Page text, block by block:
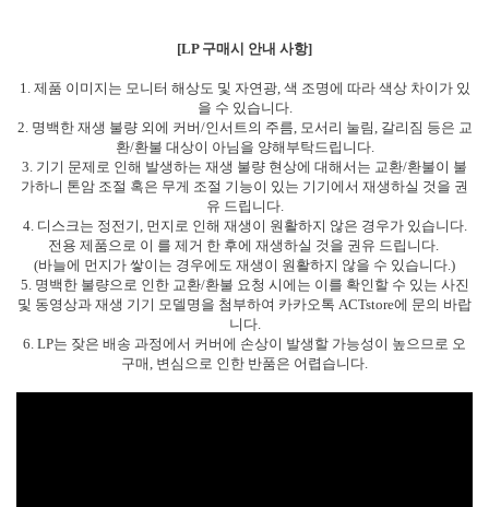
[LP 구매시 안내 사항]
1. 제품 이미지는 모니터 해상도 및 자연광, 색 조명에 따라 색상 차이가 있
을 수 있습니다.
2. 명백한 재생 불량 외에 커버/인서트의 주름, 모서리 눌림, 갈리짐 등은 교
환/환불 대상이 아님을 양해부탁드립니다.
3. 기기 문제로 인해 발생하는 재생 불량 현상에 대해서는 교환/환불이 불
가하니 톤암 조절 혹은 무게 조절 기능이 있는 기기에서 재생하실 것을 권
유 드립니다.
4. 디스크는 정전기, 먼지로 인해 재생이 원활하지 않은 경우가 있습니다.
전용 제품으로 이 를 제거 한 후에 재생하실 것을 권유 드립니다.
(바늘에 먼지가 쌓이는 경우에도 재생이 원활하지 않을 수 있습니다.)
5. 명백한 불량으로 인한 교환/환불 요청 시에는 이를 확인할 수 있는 사진
및 동영상과 재생 기기 모델명을 첨부하여 카카오톡 ACTstore에 문의 바랍
니다.
6. LP는 잦은 배송 과정에서 커버에 손상이 발생할 가능성이 높으므로 오
구매, 변심으로 인한 반품은 어렵습니다.